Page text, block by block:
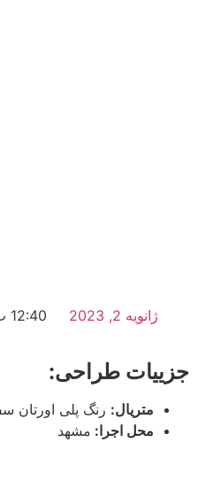
ژانویه 2, 2023 12:40 ب.ظ
جزییات طراحی:
متریال: رنگ پلی اورتان
محل اجرا: مشهد